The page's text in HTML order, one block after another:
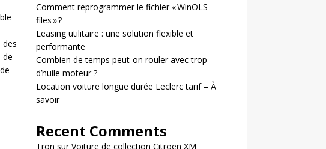
de
Comment reprogrammer le fichier « WinOLS
files » ?
Leasing utilitaire : une solution flexible et
performante
Combien de temps peut-on rouler avec trop
d’huile moteur ?
Location voiture longue durée Leclerc tarif – À
savoir
Recent Comments
Tron surVoiture de collection Citroën XM